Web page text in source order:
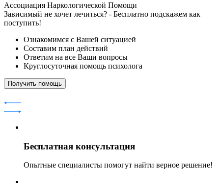
Ассоциация Наркологической Помощи
Зависимый не хочет лечиться? - Бесплатно подскажем как
поступить!
Ознакомимся с Вашей ситуацией
Составим план действий
Ответим на все Ваши вопросы
Круглосуточная помощь психолога
Получить помощь
Бесплатная консультация
Опытные специалисты помогут найти верное решение!